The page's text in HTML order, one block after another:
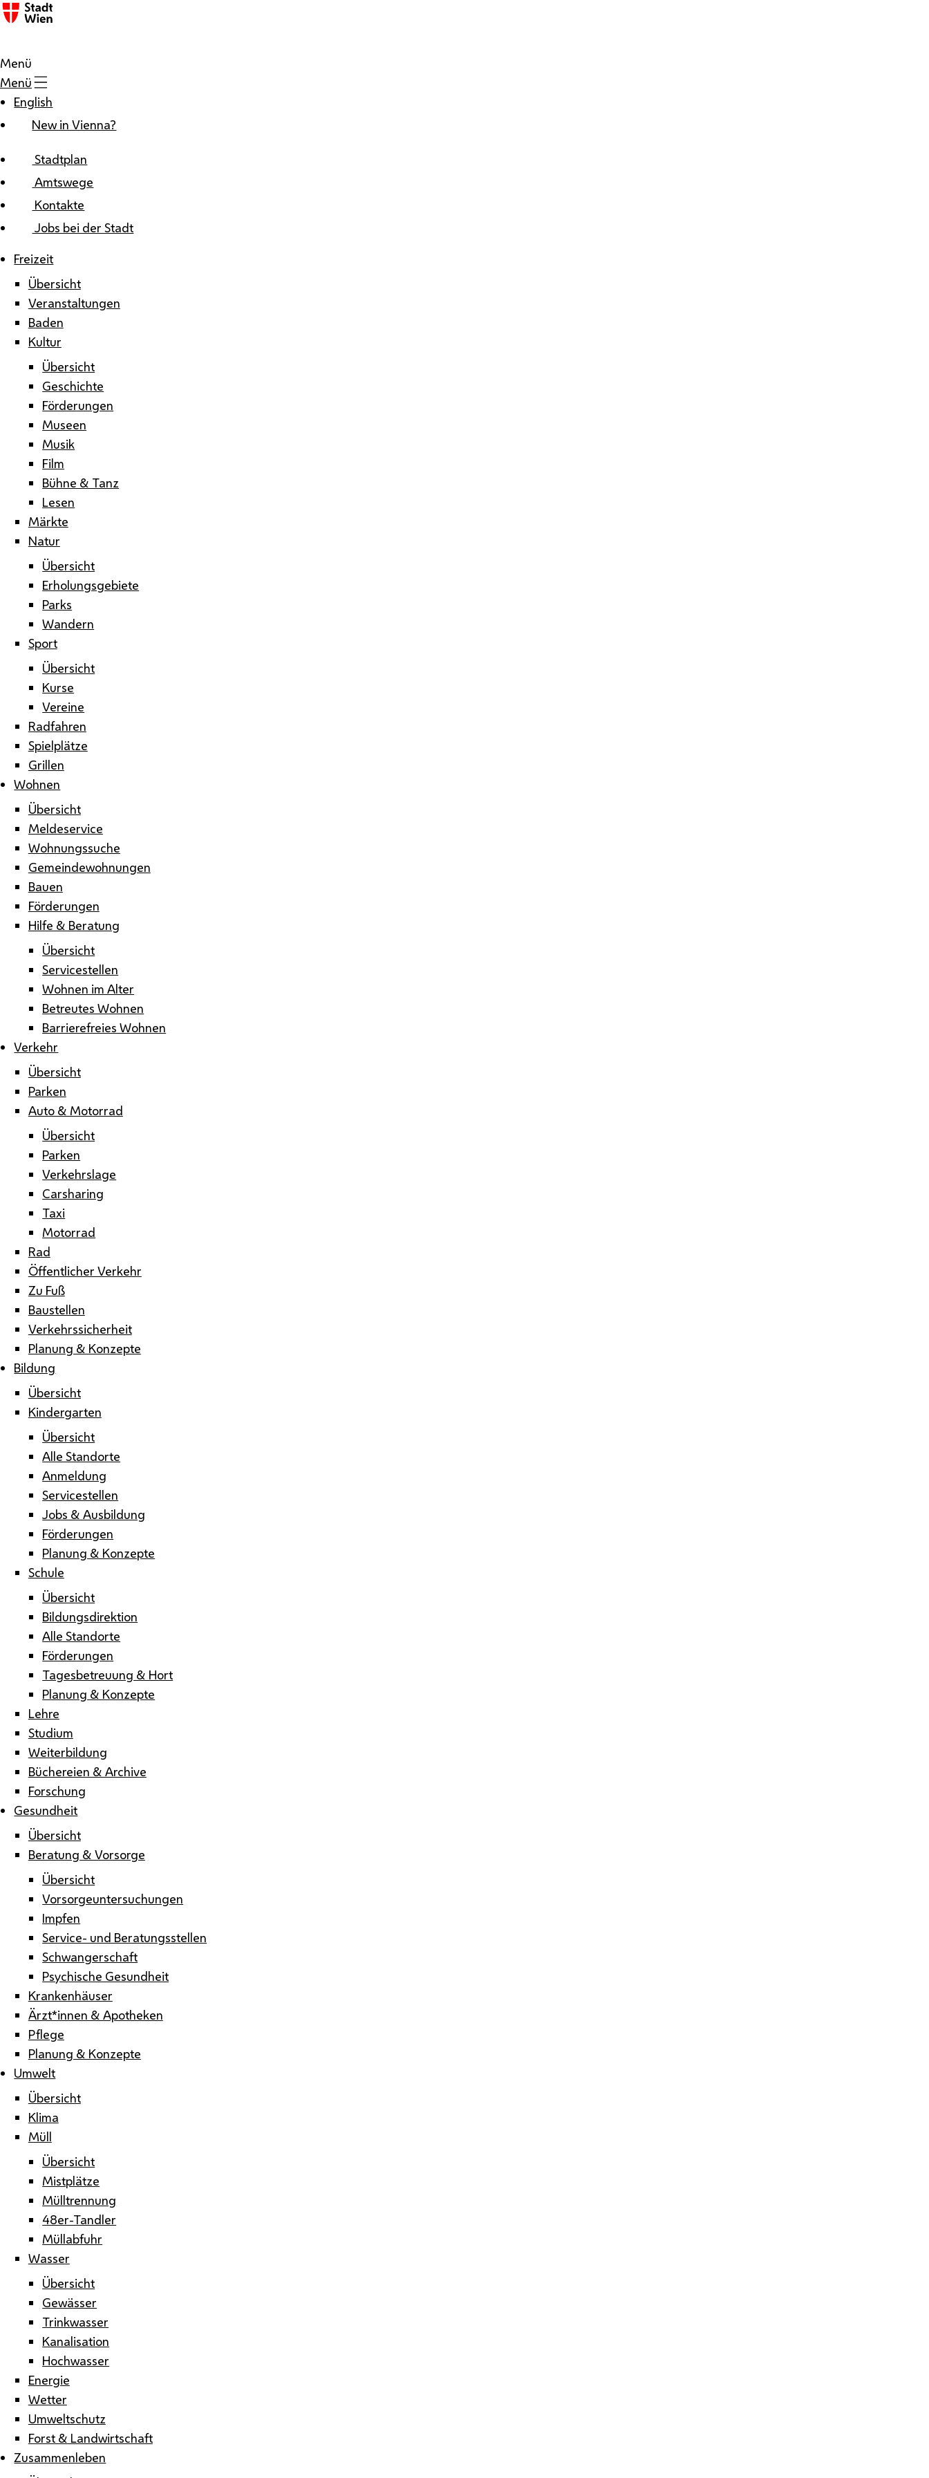
Zum Inhalt
Menü
Menü
English
New in Vienna?
Stadtplan
Amtswege
Kontakte
Jobs bei der Stadt
Freizeit
Übersicht
Veranstaltungen
Baden
Kultur
Übersicht
Geschichte
Förderungen
Museen
Musik
Film
Bühne & Tanz
Lesen
Märkte
Natur
Übersicht
Erholungsgebiete
Parks
Wandern
Sport
Übersicht
Kurse
Vereine
Radfahren
Spielplätze
Grillen
Wohnen
Übersicht
Meldeservice
Wohnungssuche
Gemeindewohnungen
Bauen
Förderungen
Hilfe & Beratung
Übersicht
Servicestellen
Wohnen im Alter
Betreutes Wohnen
Barrierefreies Wohnen
Verkehr
Übersicht
Parken
Auto & Motorrad
Übersicht
Parken
Verkehrslage
Carsharing
Taxi
Motorrad
Rad
Öffentlicher Verkehr
Zu Fuß
Baustellen
Verkehrssicherheit
Planung & Konzepte
Bildung
Übersicht
Kindergarten
Übersicht
Alle Standorte
Anmeldung
Servicestellen
Jobs & Ausbildung
Förderungen
Planung & Konzepte
Schule
Übersicht
Bildungsdirektion
Alle Standorte
Förderungen
Tagesbetreuung & Hort
Planung & Konzepte
Lehre
Studium
Weiterbildung
Büchereien & Archive
Forschung
Gesundheit
Übersicht
Beratung & Vorsorge
Übersicht
Vorsorgeuntersuchungen
Impfen
Service- und Beratungsstellen
Schwangerschaft
Psychische Gesundheit
Krankenhäuser
Ärzt*innen & Apotheken
Pflege
Planung & Konzepte
Umwelt
Übersicht
Klima
Müll
Übersicht
Mistplätze
Mülltrennung
48er-Tandler
Müllabfuhr
Wasser
Übersicht
Gewässer
Trinkwasser
Kanalisation
Hochwasser
Energie
Wetter
Umweltschutz
Forst & Landwirtschaft
Zusammenleben